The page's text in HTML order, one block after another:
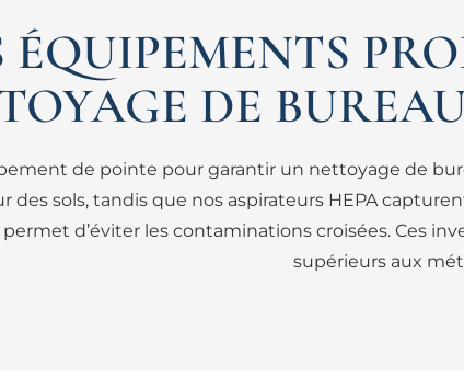
ÉQUIPEMENTS
DE
de pointe pour garantir un nettoyage de
des sols, tandis que nos aspirateurs HEPA
d’éviter les contaminations croisées. Ces
supérieurs aux